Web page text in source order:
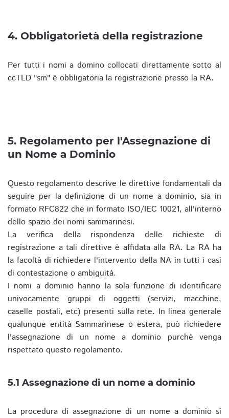
4. Obbligatorietà della registrazione
Per tutti i nomi a domino collocati direttamente sotto al
ccTLD "sm" è obbligatoria la registrazione presso la RA.
5. Regolamento per l'Assegnazione di
un Nome a Dominio
Questo regolamento descrive le direttive fondamentali da
seguire per la definizione di un nome a dominio, sia in
formato RFC822 che in formato ISO/IEC 10021, all'interno
dello spazio dei nomi sammarinesi.
La verifica della rispondenza delle richieste di
registrazione a tali direttive è affidata alla RA. La RA ha
la facoltà di richiedere l'intervento della NA in tutti i casi
di contestazione o ambiguità.
I nomi a dominio hanno la sola funzione di identificare
univocamente gruppi di oggetti (servizi, macchine,
caselle postali, etc) presenti sulla rete. In linea generale
qualunque entità Sammarinese o estera, può richiedere
l'assegnazione di un nome a dominio purchè venga
rispettato questo regolamento.
5.1 Assegnazione di un nome a dominio
La procedura di assegnazione di un nome a dominio si